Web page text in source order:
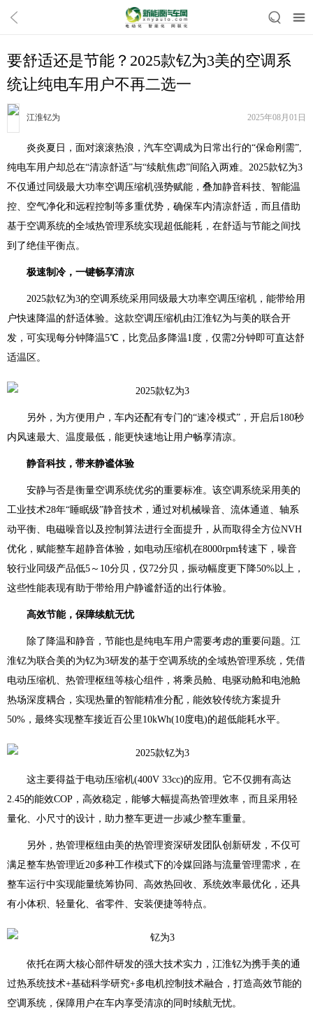
要舒适还是节能？2025款钇为3美的空调系
统让纯电车用户不再二选一
江淮钇为 2025年08月01日
炎炎夏日，面对滚滚热浪，汽车空调成为日常出行的“保命刚需”,
纯电车用户却总在“清凉舒适”与“续航焦虑”间陷入两难。2025款钇为3
不仅通过同级最大功率空调压缩机强势赋能，叠加静音科技、智能温
控、空气净化和远程控制等多重优势，确保车内清凉舒适，而且借助
基于空调系统的全域热管理系统实现超低能耗，在舒适与节能之间找
到了绝佳平衡点。
极速制冷，一键畅享清凉
2025款钇为3的空调系统采用同级最大功率空调压缩机，能带给用
户快速降温的舒适体验。这款空调压缩机由江淮钇为与美的联合开
发，可实现每分钟降温5℃，比竞品多降温1度，仅需2分钟即可直达舒
适温区。
另外，为方便用户，车内还配有专门的“速冷模式”，开启后180秒
内风速最大、温度最低，能更快速地让用户畅享清凉。
静音科技，带来静谧体验
安静与否是衡量空调系统优劣的重要标准。该空调系统采用美的
工业技术28年“睡眠级”静音技术，通过对机械噪音、流体通道、轴系
动平衡、电磁噪音以及控制算法进行全面提升，从而取得全方位NVH
优化，赋能整车超静音体验，如电动压缩机在8000rpm转速下，噪音
较行业同级产品低5～10分贝，仅72分贝，振动幅度更下降50%以上，
这些性能表现有助于带给用户静谧舒适的出行体验。
高效节能，保障续航无忧
除了降温和静音，节能也是纯电车用户需要考虑的重要问题。江
淮钇为联合美的为钇为3研发的基于空调系统的全域热管理系统，凭借
电动压缩机、热管理枢纽等核心组件，将乘员舱、电驱动舱和电池舱
热场深度耦合，实现热量的智能精准分配，能效较传统方案提升
50%，最终实现整车接近百公里10kWh(10度电)的超低能耗水平。
这主要得益于电动压缩机(400V 33cc)的应用。它不仅拥有高达
2.45的能效COP，高效稳定，能够大幅提高热管理效率，而且采用轻
量化、小尺寸的设计，助力整车更进一步减少整车重量。
另外，热管理枢纽由美的热管理资深研发团队创新研发，不仅可
满足整车热管理近20多种工作模式下的冷媒回路与流量管理需求，在
整车运行中实现能量统筹协同、高效热回收、系统效率最优化，还具
有小体积、轻量化、省零件、安装便捷等特点。
依托在两大核心部件研发的强大技术实力，江淮钇为携手美的通
过热系统技术+基础科学研究+多电机控制技术融合，打造高效节能的
空调系统，保障用户在车内享受清凉的同时续航无忧。